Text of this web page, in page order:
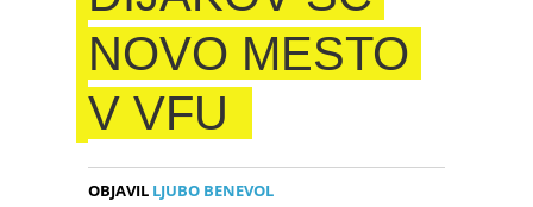
NOVO MESTO
V VFU
OBJAVIL LJUBO BENEVOL